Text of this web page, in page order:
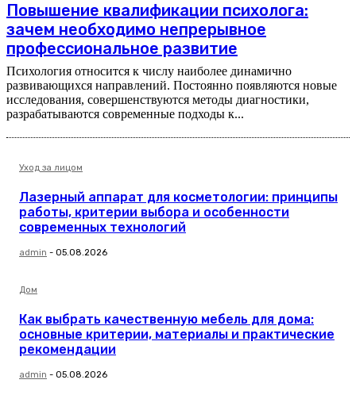
Повышение квалификации психолога:
зачем необходимо непрерывное
профессиональное развитие
Психология относится к числу наиболее динамично
развивающихся направлений. Постоянно появляются новые
исследования, совершенствуются методы диагностики,
разрабатываются современные подходы к...
Уход за лицом
Лазерный аппарат для косметологии: принципы
работы, критерии выбора и особенности
современных технологий
admin - 05.08.2026
Дом
Как выбрать качественную мебель для дома:
основные критерии, материалы и практические
рекомендации
admin - 05.08.2026